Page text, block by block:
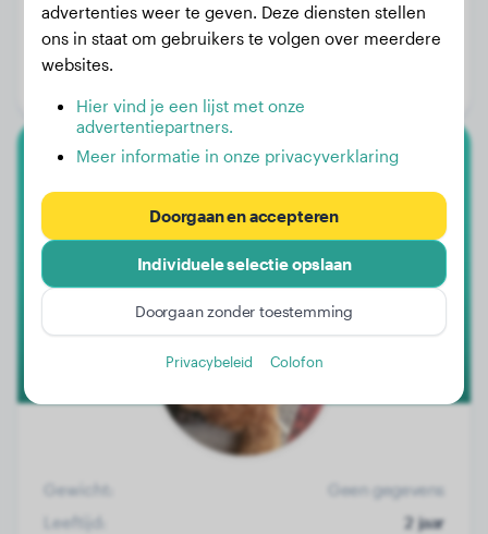
Gewicht:
33 kg
Leeftijd:
Chicho
Gewicht:
Geen gegevens
Leeftijd:
2 jaar
advertenties weer te geven. Deze diensten stellen
ons in staat om gebruikers te volgen over meerdere
websites.
Hier vind je een lijst met onze
advertentiepartners.
Meer informatie in onze privacyverklaring
Doorgaan en accepteren
Individuele selectie opslaan
Doorgaan zonder toestemming
Privacybeleid Colofon